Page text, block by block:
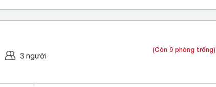
3 người
(Còn 9 phòng trống)